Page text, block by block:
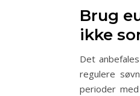
Brug
ikke
Det
regulere
perioder